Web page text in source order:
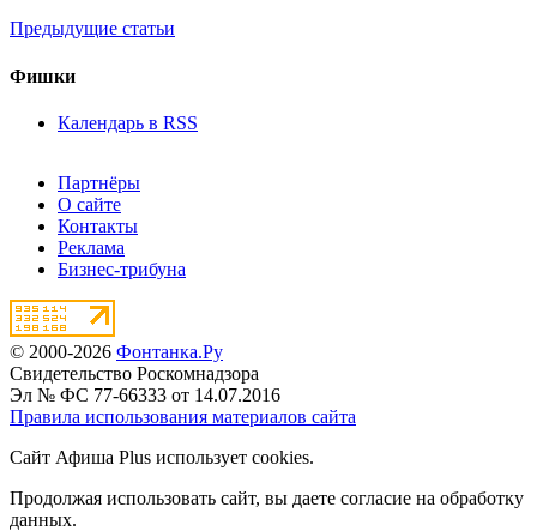
Предыдущие статьи
Фишки
Календарь в RSS
Партнёры
О сайте
Контакты
Реклама
Бизнес-трибуна
© 2000-2026 Фонтанка.Ру
Свидетельство Роскомнадзора
Эл № ФС 77-66333 от 14.07.2016
Правила использования материалов сайта
Сайт Афиша Plus использует cookies.
Продолжая использовать сайт, вы даете согласие на обработку
данных.